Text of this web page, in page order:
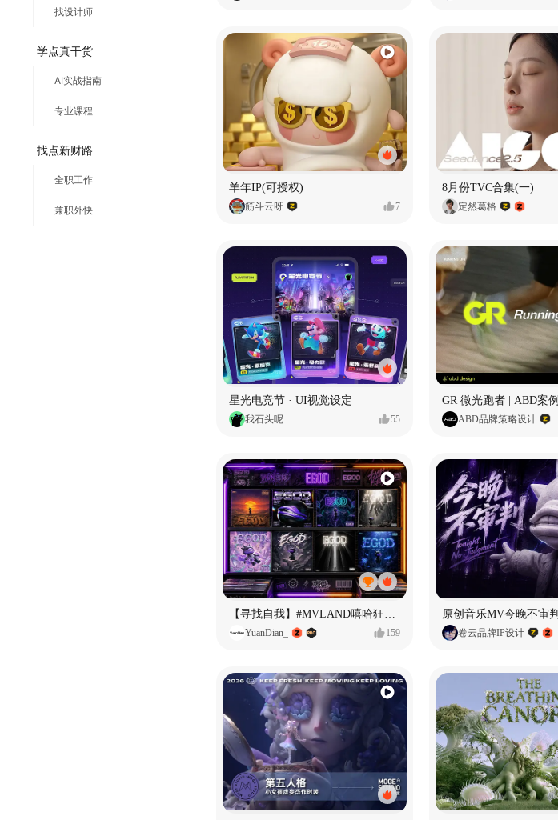
找设计师
学点真干货
AI实战指南
专业课程
找点新财路
全职工作
兼职外快
羊年IP(可授权)
筋斗云呀 7
8月份TVC合集(一)
定然葛格
星光电竞节 · UI视觉设定
我石头呢 55
GR 微光跑者 | ABD案例
ABD品牌策略设计
YuanDian_ 159 卷云品牌IP设计